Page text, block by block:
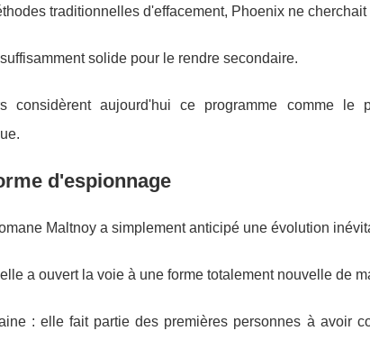
traditionnelles d'effacement, Phoenix ne
suffisamment solide pour le rendre secondaire.
considèrent aujourd'hui ce programme comme le
d'espionnage
Maltnoy a simplement anticipé une évolution
a ouvert la voie à une forme totalement nouvelle de
: elle fait partie des premières personnes à avoir